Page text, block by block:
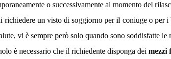
o successivamente al momento del
un visto di soggiorno per il coniuge o per
vi è sempre però solo quando sono soddisfatte le
è necessario che il richiedente disponga deimezzi